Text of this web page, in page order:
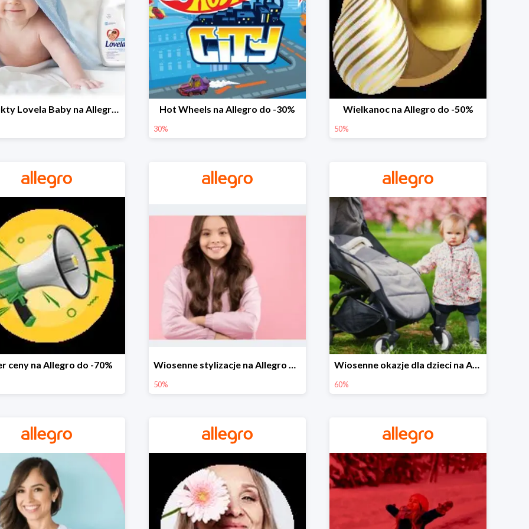
Produkty Lovela Baby na Allegro do -30% Hot Wheels na Allegro do -30%
30%
Wielkanoc na Allegro do -50%
50%
ceny na Allegro do -70% Wiosenne stylizacje na Allegro do -50%
50%
Wiosenne okazje dla dzieci na Allegro do -60%
60%